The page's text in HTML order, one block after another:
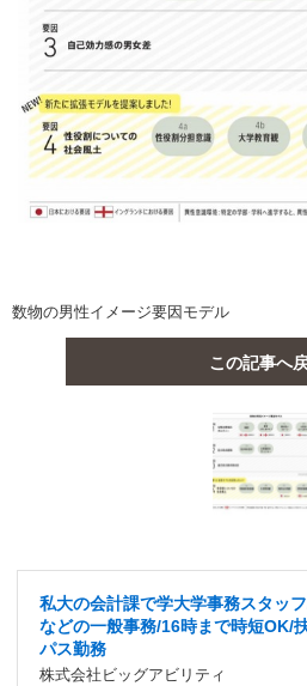
数物の男性イメージ要因モデル
この記事へ
私大の会計課で学大学事務スタッ
などの一般事務/16時まで時短OK/
パス勤務
株式会社ビッグアビリティ